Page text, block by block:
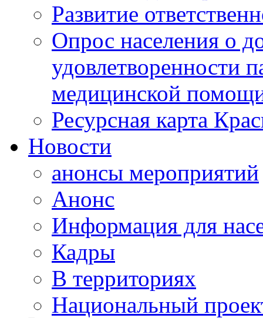
Развитие
Опрос населения о
удовлетворенности
медицинской
Ресурсная карта
Новости
анонсы мероприятий
Анонс
Информация для
Кадры
В территориях
Национальный